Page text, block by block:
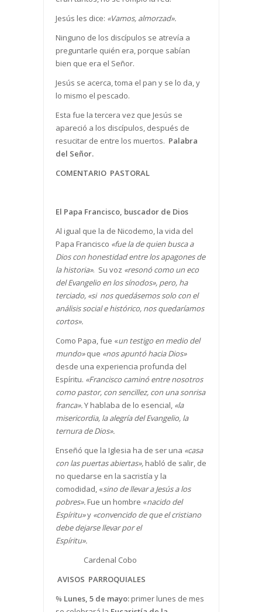
Jesús les dice: «Vamos, almorzad».
Ninguno de los discípulos se atrevía a
preguntarle quién era, porque sabían
bien que era el Señor.
Jesús se acerca, toma el pan y se lo da, y
lo mismo el pescado.
Esta fue la tercera vez que Jesús se
apareció a los discípulos, después de
resucitar de entre los muertos. Palabra
del Señor.
COMENTARIO PASTORAL
El Papa Francisco, buscador de Dios
Al igual que la de Nicodemo, la vida del
Papa Francisco «fue la de quien busca a
Dios con honestidad entre los apagones de
la historia». Su voz «resonó como un eco
del Evangelio en los sínodos», pero, ha
terciado, «si nos quedásemos solo con el
análisis social e histórico, nos quedaríamos
cortos».
Como Papa, fue «un testigo en medio del
mundo»que «nos apuntó hacia Dios»
desde una experiencia profunda del
Espíritu. «Francisco caminó entre nosotros
como pastor, con sencillez, con una sonrisa
franca».Y hablaba de lo esencial, «la
misericordia, la alegría del Evangelio, la
ternura de Dios».
Enseñó que la Iglesia ha de ser una «casa
con las puertas abiertas»,habló de salir, de
no quedarse en la sacristía y la
comodidad, «sino de llevar a Jesús a los
pobres».Fue un hombre «nacido del
Espíritu»y «convencido de que el cristiano
debe dejarse llevar por el
Espíritu».
Cardenal Cobo
AVISOS PARROQUIALES
% Lunes, 5 de mayo: primer lunes de mes